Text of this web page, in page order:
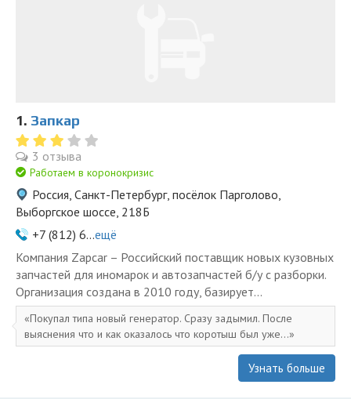
1. Запкар
3 отзыва
Работаем в коронокризис
Россия, Санкт-Петербург, посёлок Парголово,
Выборгское шоссе, 218Б
+7 (812) 6...ещё
Компания Zapcar – Российский поставщик новых кузовных
запчастей для иномарок и автозапчастей б/у с разборки.
Организация создана в 2010 году, базирует...
Покупал типа новый генератор. Сразу задымил. После
выяснения что и как оказалось что коротыш был уже...
Узнать больше